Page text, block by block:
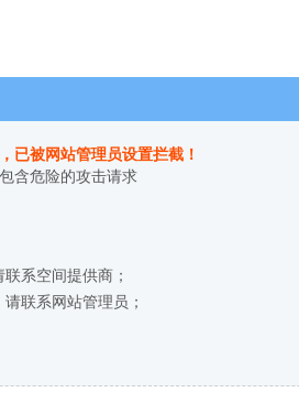
已被网站管理员设置拦截！
含危险的攻击请求
系空间提供商；
联系网站管理员；